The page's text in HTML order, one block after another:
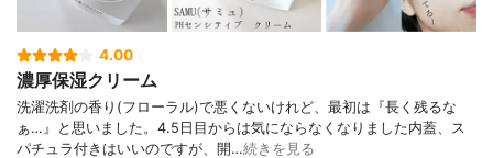
4.00
濃厚保湿クリーム
洗濯洗剤の香り(フローラル)で悪くないけれど、最初は『長く残るな
ぁ…』と思いました。4.5日目からは気にならなくなりました内蓋、ス
パチュラ付きはいいのですが、開…続きを見る